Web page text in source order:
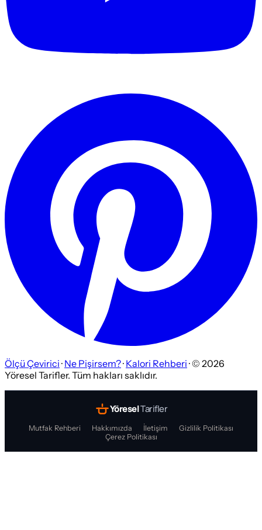
Ölçü Çevirici · Ne Pişirsem?· Kalori Rehberi · © 2026
Yöresel Tarifler. Tüm hakları saklıdır.
YöreselTarifler
Mutfak Rehberi Hakkımızda İletişim
Gizlilik Politikası
Çerez Politikası